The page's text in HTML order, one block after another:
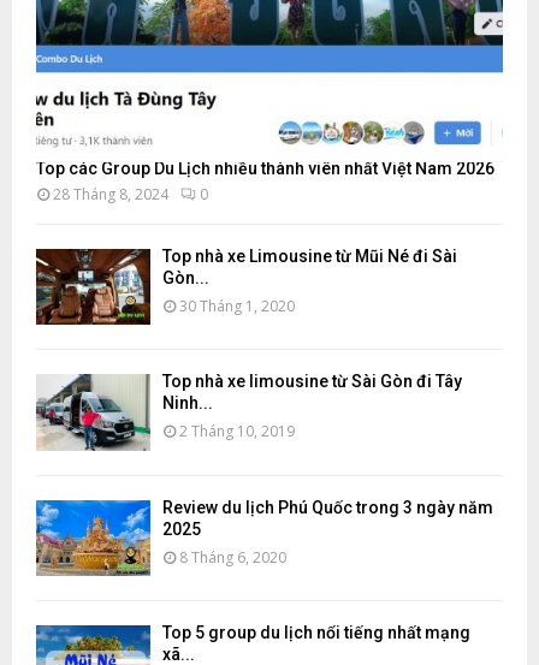
Top các Group Du Lịch nhiều thành viên nhất Việt Nam 2026
28 Tháng 8, 2024 0
Top nhà xe Limousine từ Mũi Né đi Sài
Gòn...
30 Tháng 1, 2020
Top nhà xe limousine từ Sài Gòn đi Tây
Ninh...
2 Tháng 10, 2019
Review du lịch Phú Quốc trong 3 ngày năm
2025
8 Tháng 6, 2020
Top 5 group du lịch nổi tiếng nhất mạng
xã...